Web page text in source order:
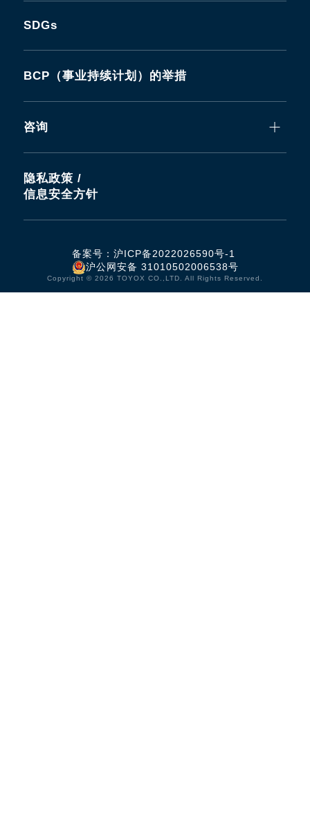
SDGs
BCP（事业持续计划）的举措
咨询
隐私政策 /
信息安全方针
备案号： 沪ICP备2022026590号-1
沪公网安备 31010502006538号
Copyright © 2026 TOYOX CO.,LTD. All Rights Reserved.